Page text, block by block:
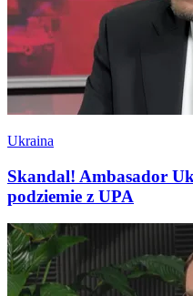
Ukraina
Skandal! Ambasador
podziemie z UPA